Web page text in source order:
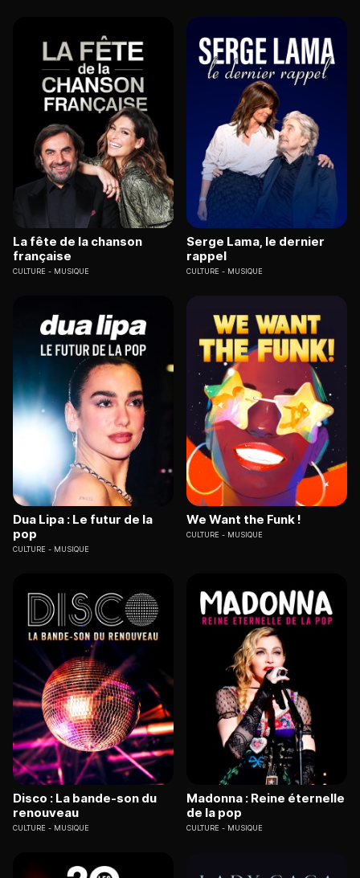
La fête de la chanson
française
CULTURE MUSIQUE
Serge Lama, le dernier
rappel
CULTURE MUSIQUE
Dua Lipa : Le futur de la
pop
CULTURE MUSIQUE
We Want the Funk !
CULTURE MUSIQUE
Disco : La bande-son du
renouveau
CULTURE MUSIQUE
Madonna : Reine éternelle
de la pop
CULTURE MUSIQUE